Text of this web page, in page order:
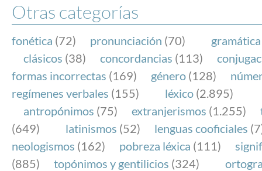
FundéuRAE es una fundación patrocinada por la
y la Real Academia Española, cuyo objetivo es
el buen uso del español en los medios de
Internet.
Otras categorías
fonética (72) pronunciación (70) gramática
clásicos (38) concordancias (113)
formas incorrectas (169) género (128)
regímenes verbales (155) léxico (2.895)
antropónimos (75) extranjerismos (1.255)
(649)
latinismos (52) lenguas cooficiales
neologismos (162) pobreza léxica (111)
(885)
topónimos y gentilicios (324)